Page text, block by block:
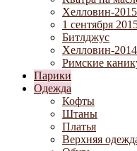
Хелловин-2015
1 сентября
Битлджус
Хелловин-2014
Римские
Парики
Одежда
Кофты
Штаны
Платья
Верхняя